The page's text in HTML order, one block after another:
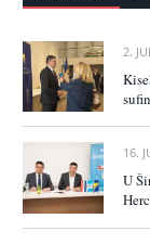
2.
16.
U